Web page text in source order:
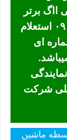
ااگ برتر
ای
شرکت
ماشین